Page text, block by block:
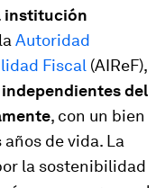
institución
Autoridad
Fiscal (AIReF),
del
, con un bien
de vida. La
la sostenibilidad